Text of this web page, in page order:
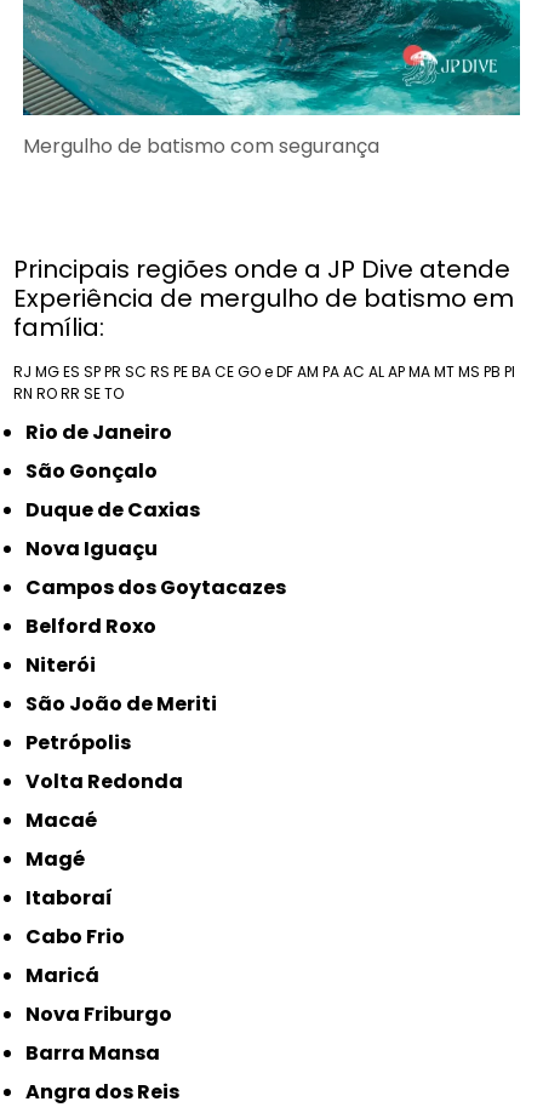
Mergulho de batismo com segurança
Principais regiões onde a JP Dive atende
Experiência de mergulho de batismo em
família:
RJ MGES SPPR SC RS PEBACEGO e DFAM PAAC ALAPMAMTMS PB PI
RN RORR SETO
Rio de Janeiro
São Gonçalo
Duque de Caxias
Nova Iguaçu
Campos dos Goytacazes
Belford Roxo
Niterói
São João de Meriti
Petrópolis
Volta Redonda
Macaé
Magé
Itaboraí
Cabo Frio
Maricá
Nova Friburgo
Barra Mansa
Angra dos Reis